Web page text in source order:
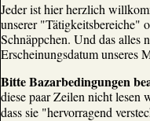
Jeder ist hier herzlich
unserer "Tätigkeitsbereiche"
Schnäppchen. Und das alles
Erscheinungsdatum unseres
Bitte Bazarbedingungen
diese paar Zeilen nicht lesen
dass sie "hervorragend